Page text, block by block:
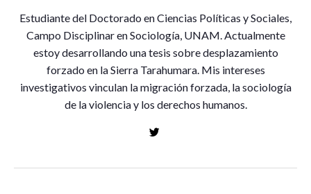
Estudiante del Doctorado en Ciencias Políticas y Sociales,
Campo Disciplinar en Sociología, UNAM. Actualmente
estoy desarrollando una tesis sobre desplazamiento
forzado en la Sierra Tarahumara. Mis intereses
investigativos vinculan la migración forzada, la sociología
de la violencia y los derechos humanos.